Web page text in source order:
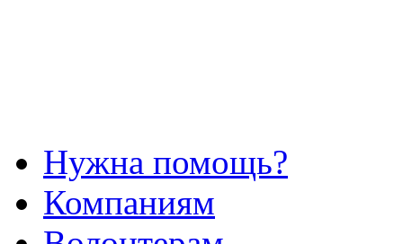
Нужна помощь?
Компаниям